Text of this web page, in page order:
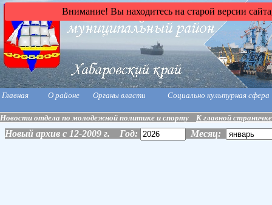
Внимание! Вы находитесь на старой версии
Главная О районе Органы власти Социально культурная сфера
Новости отдела по молодежной политике и спорту К главной